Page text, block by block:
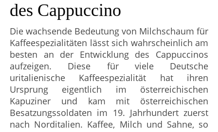
des Cappuccino
Die wachsende Bedeutung von Milchschaum für
Kaffeespezialitäten lässt sich wahrscheinlich am
besten an der Entwicklung des Cappuccinos
aufzeigen. Diese für viele Deutsche
uritalienische Kaffeespezialität hat ihren
Ursprung eigentlich im österreichischen
Kapuziner und kam mit österreichischen
Besatzungssoldaten im 19. Jahrhundert zuerst
nach Norditalien. Kaffee, Milch und Sahne, so